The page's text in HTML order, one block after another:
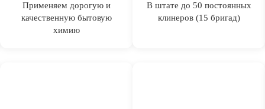
Применяем дорогую и
качественную бытовую
химию
В штате до 50 постоянных
клинеров (15 бригад)